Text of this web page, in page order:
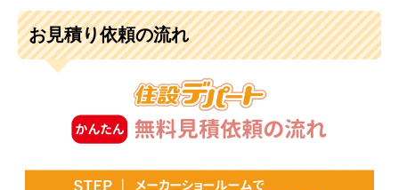
お見積り依頼の流れ